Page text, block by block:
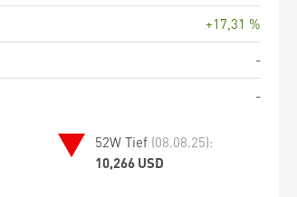
+17,31 %
-
-
52W Tief (08.08.25):
10,266 USD